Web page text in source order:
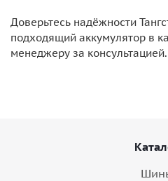
Доверьтесь надёжности
подходящий аккумулятор в
менеджеру за консультацией.